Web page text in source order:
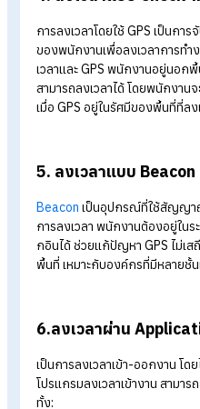
2. ลงเวลาผ่าน Wi-
การเช็กอินผ่าน Wi-Fi จะอิ
ต้องตั้งค่าการเชื่อมต่อ Wi-Fi
3. ตรวจสอบใบหน้า
ตรวจสอบใบหน้าหรือการสแ
เนื่องจากสามารถป้องกันโ
โทรศัพท์มือถือได้อีกด้วย
4. ลงเวลาแบบ